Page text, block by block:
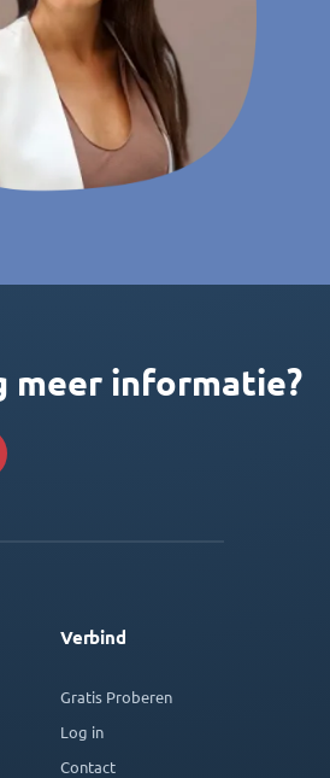
meer informatie?
Verbind
Gratis Proberen
Log in
Contact